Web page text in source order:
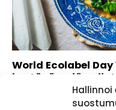
World Ecolabel
kestävämpiä